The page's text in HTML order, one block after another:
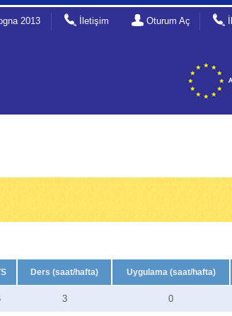
2013 İletişim Oturum Aç
Ders (saat/hafta) Uygulama (saat/hafta)
3 0